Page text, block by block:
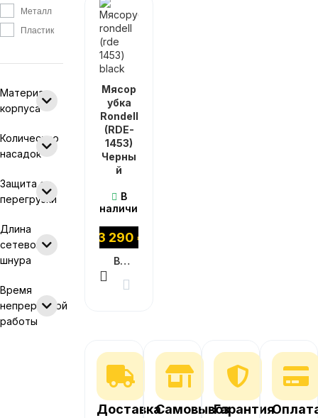
Металл
Пластик
Материал
корпуса
Количество
насадок
Защита от
перегрузки
Длина
сетевого
шнура
Время
непрерывной
работы
Мясор
убка
Rondell
(RDE-
1453)
Черны
й
В
наличии
13 290₽
В КОРЗИНУ
ДоставкаСамовывозГарантия